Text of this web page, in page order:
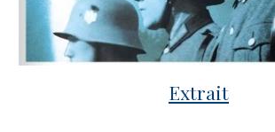
Extrait